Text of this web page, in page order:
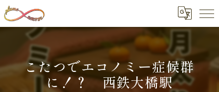
こたつでエコノミー症候群
に！？ 西鉄大橋駅